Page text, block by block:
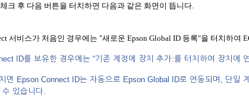
크 후 다음 버튼을 터치하면 다음과 같은 화면이 뜹니다.
서비스가 처음인 경우에는 "새로운 Epson Global ID 등록"을 터치하여
ID를 보유한 경우에는 “기존 계정에 장치 추가:를 터치하여 장치에
면 Epson Connect ID는 자동으로 Epson Global ID로 연동되며, 단일
수 있습니다.